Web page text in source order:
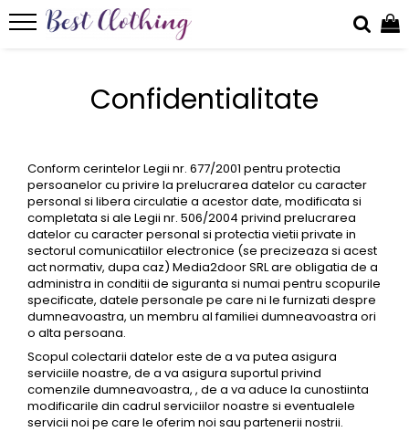
ROCHII DE ZI
ROCHII DE SEARA
ROCHII DE OCAZIE
ROCHII DE PETRECERE
ROCHII PENTRU NUNTA
ROCHII PENTRU CUNUNIA CIVILA
Confidentialitate
Conform cerintelor Legii nr. 677/2001 pentru protectia
persoanelor cu privire la prelucrarea datelor cu caracter
personal si libera circulatie a acestor date, modificata si
completata si ale Legii nr. 506/2004 privind prelucrarea
datelor cu caracter personal si protectia vietii private in
sectorul comunicatiilor electronice (se precizeaza si acest
act normativ, dupa caz) Media2door SRL are obligatia de a
administra in conditii de siguranta si numai pentru scopurile
specificate, datele personale pe care ni le furnizati despre
dumneavoastra, un membru al familiei dumneavoastra ori
o alta persoana.
Scopul colectarii datelor este de a va putea asigura
serviciile noastre, de a va asigura suportul privind
comenzile dumneavoastra, , de a va aduce la cunostiinta
modificarile din cadrul serviciilor noastre si eventualele
servicii noi pe care le oferim noi sau partenerii nostrii.